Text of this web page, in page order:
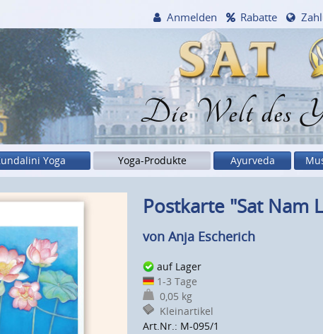
Die Welt des
Anmelden Rabatte
Yoga Yoga-Produkte Ayurveda
Postkarte "Sat Nam
von Anja Escherich
auf Lager
1-3 Tage
0,05 kg
Kleinartikel
Art.Nr.: M-095/1